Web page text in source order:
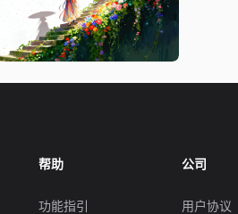
帮助
功能指引
公司
用户协议